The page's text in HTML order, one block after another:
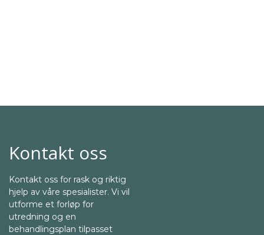
Kontakt oss
Kontakt oss for rask og riktig
hjelp av våre spesialister. Vi vil
utforme et forløp for
utredning og en
behandlingsplan tilpasset